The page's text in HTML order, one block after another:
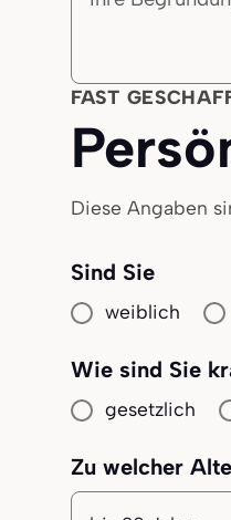
FAST
Diese Angaben
Sind Sie
weiblich
Wie sind Sie
gesetzlich
Zu welcher
Ihre